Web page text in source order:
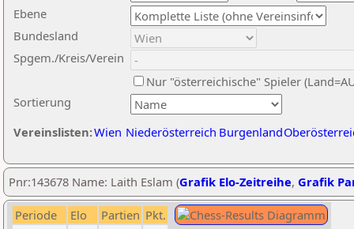
Ebene
Sortierung
Bundesland
Spgem./Kreis/Verein
Nur "österreichische" Spieler
Vereinslisten:Wien Niederösterreich Burgenland
Pnr:143678 Name: Laith Eslam (Grafik Elo-Zeitreihe, Grafik
Periode Elo Partien Pkt.